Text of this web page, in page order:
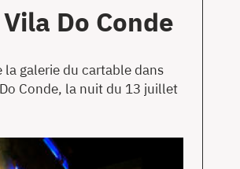
Do Conde
la galerie du cartable dans
Conde, la nuit du 13 juillet